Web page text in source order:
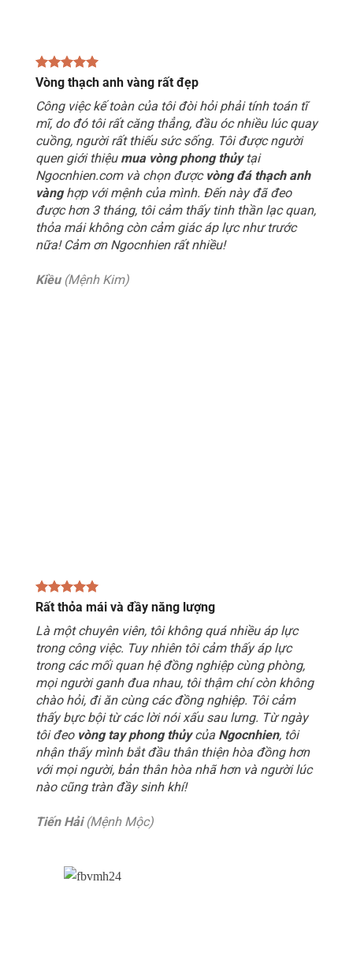
Vòng thạch anh vàng rất đẹp
Công việc kế toàn của tôi đòi hỏi phải tính toán tĩ
mĩ, do đó tôi rất căng thẳng, đầu óc nhiều lúc quay
cuồng, người rất thiếu sức sống. Tôi được người
quen giới thiệu mua vòng phong thủytại
Ngocnhien.com và chọn được vòng đá thạch anh
vànghợp với mệnh của mình. Đến này đã đeo
được hơn 3 tháng, tôi cảm thấy tinh thần lạc quan,
thỏa mái không còn cảm giác áp lực như trước
nữa! Cảm ơn Ngocnhien rất nhiều!
Kiều(Mệnh Kim)
Rất thỏa mái và đầy năng lượng
Là một chuyên viên, tôi không quá nhiều áp lực
trong công việc. Tuy nhiên tôi cảm thấy áp lực
trong các mối quan hệ đồng nghiệp cùng phòng,
mọi người ganh đua nhau, tôi thậm chí còn không
chào hỏi, đi ăn cùng các đồng nghiệp. Tôi cảm
thấy bực bội từ các lời nói xấu sau lưng. Từ ngày
tôi đeo vòng tay phong thủycủa Ngocnhien, tôi
nhận thấy mình bắt đầu thân thiện hòa đồng hơn
với mọi người, bản thân hòa nhã hơn và người lúc
nào cũng tràn đầy sinh khí!
Tiến Hải(Mệnh Mộc)